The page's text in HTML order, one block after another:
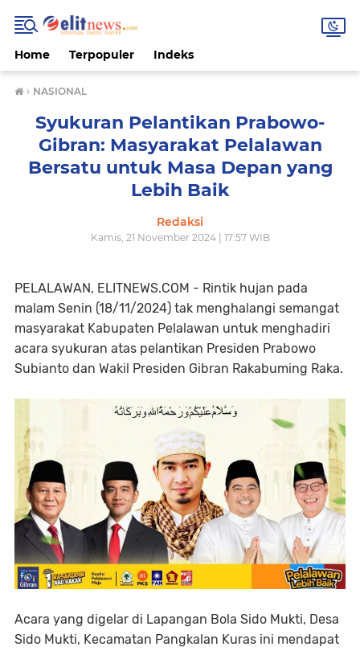
Home Terpopuler Indeks
› NASIONAL
Syukuran Pelantikan Prabowo-
Gibran: Masyarakat Pelalawan
Bersatu untuk Masa Depan yang
Lebih Baik
Redaksi
Kamis, 21 November 2024 | 17:57 WIB
PELALAWAN, ELITNEWS.COM - Rintik hujan pada
malam Senin (18/11/2024) tak menghalangi semangat
masyarakat Kabupaten Pelalawan untuk menghadiri
acara syukuran atas pelantikan Presiden Prabowo
Subianto dan Wakil Presiden Gibran Rakabuming Raka.
Acara yang digelar di Lapangan Bola Sido Mukti, Desa
Sido Mukti, Kecamatan Pangkalan Kuras ini mendapat